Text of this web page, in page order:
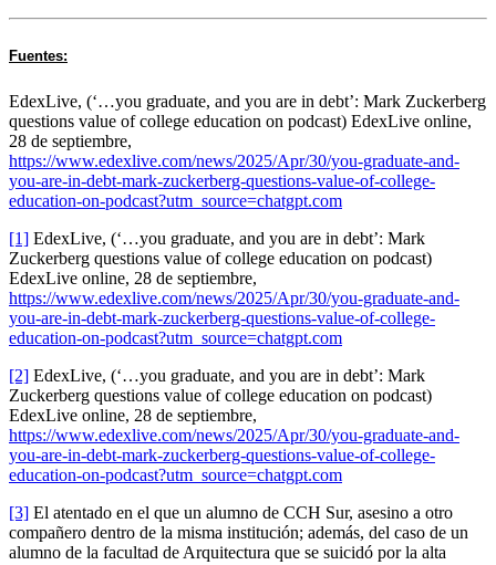
Fuentes:
EdexLive, (‘…you graduate, and you are in debt’: Mark Zuckerberg
questions value of college education on podcast) EdexLive online,
28 de septiembre,
https://www.edexlive.com/news/2025/Apr/30/you-graduate-and-
you-are-in-debt-mark-zuckerberg-questions-value-of-college-
education-on-podcast?utm_source=chatgpt.com
[1] EdexLive, (‘…you graduate, and you are in debt’: Mark
Zuckerberg questions value of college education on podcast)
EdexLive online, 28 de septiembre,
https://www.edexlive.com/news/2025/Apr/30/you-graduate-and-
you-are-in-debt-mark-zuckerberg-questions-value-of-college-
education-on-podcast?utm_source=chatgpt.com
[2] EdexLive, (‘…you graduate, and you are in debt’: Mark
Zuckerberg questions value of college education on podcast)
EdexLive online, 28 de septiembre,
https://www.edexlive.com/news/2025/Apr/30/you-graduate-and-
you-are-in-debt-mark-zuckerberg-questions-value-of-college-
education-on-podcast?utm_source=chatgpt.com
[3] El atentado en el que un alumno de CCH Sur, asesino a otro
compañero dentro de la misma institución; además, del caso de un
alumno de la facultad de Arquitectura que se suicidó por la alta